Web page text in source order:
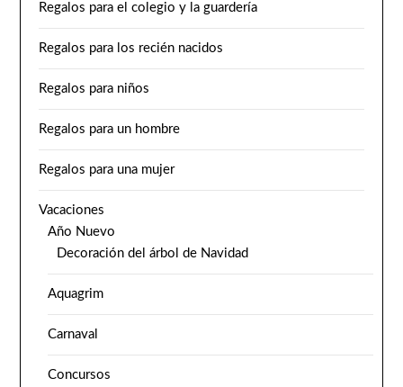
Regalos para el colegio y la guardería
Regalos para los recién nacidos
Regalos para niños
Regalos para un hombre
Regalos para una mujer
Vacaciones
Año Nuevo
Decoración del árbol de Navidad
Aquagrim
Carnaval
Concursos